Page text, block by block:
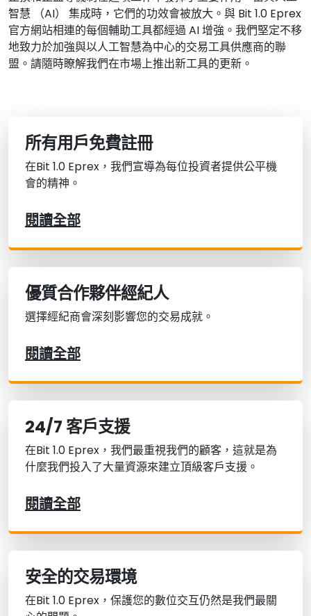
智慧 （AI） 集成時，它們的功效會被放大。與 Bit 1.0 Eprex
官方網站相連的每個輔助工具都經過 AI 增強。我們堅定不移
地致力於加強與以人工智慧為中心的交易工具供應商的聯
盟。請隨時瞭解我們在市場上推出新工具的更新。
所有用戶免費註冊
在Bit 1.0 Eprex，我們宣導為每位投資者提供公平機
會的精神。
閱讀全部
優質合作夥伴經紀人
選擇經紀商會深刻影響您的交易成就。
閱讀全部
24/7 客戶支援
在Bit 1.0 Eprex，我們最重視我們的顧客，這就是為
什麼我們投入了大量資源來建立頂級客戶支援。
閱讀全部
安全的交易環境
在Bit 1.0 Eprex，保護您的數位交互仍然是我們最關